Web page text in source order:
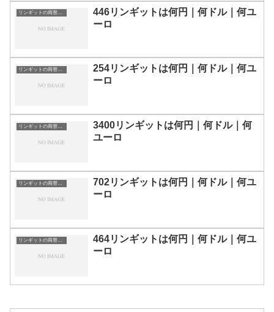
リンギットの両替目安
446リンギットは何円｜何ドル｜何ユ
ーロ
リンギットの両替目安
254リンギットは何円｜何ドル｜何ユ
ーロ
リンギットの両替目安
3400リンギットは何円｜何ドル｜何
ユーロ
リンギットの両替目安
702リンギットは何円｜何ドル｜何ユ
ーロ
リンギットの両替目安
464リンギットは何円｜何ドル｜何ユ
ーロ